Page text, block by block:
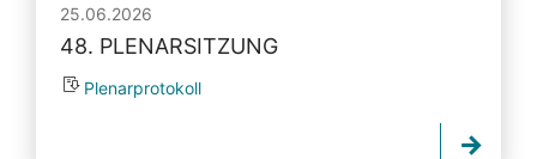
25.06.2026
48. PLENARSITZUNG
Plenarprotokoll